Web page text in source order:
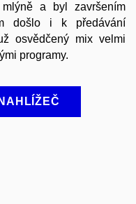
a byl završením
došlo i k předávání
osvědčený mix velmi
programy.